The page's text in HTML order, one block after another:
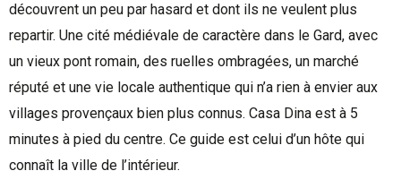
découvrent un peu par hasard et dont ils ne veulent plus
repartir. Une cité médiévale de caractère dans le Gard, avec
un vieux pont romain, des ruelles ombragées, un marché
réputé et une vie locale authentique qui n’a rien à envier aux
villages provençaux bien plus connus. Casa Dina est à 5
minutes à pied du centre. Ce guide est celui d’un hôte qui
connaît la ville de l’intérieur.